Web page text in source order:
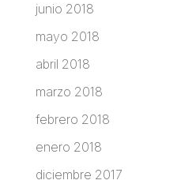
junio 2018
mayo 2018
abril 2018
marzo 2018
febrero 2018
enero 2018
diciembre 2017